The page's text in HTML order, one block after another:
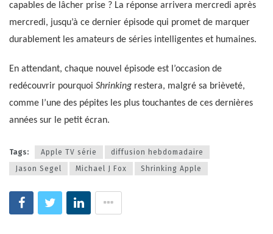
capables de lâcher prise ? La réponse arrivera mercredi après
mercredi, jusqu’à ce dernier épisode qui promet de marquer
durablement les amateurs de séries intelligentes et humaines.
En attendant, chaque nouvel épisode est l’occasion de
redécouvrir pourquoi Shrinking restera, malgré sa brièveté,
comme l’une des pépites les plus touchantes de ces dernières
années sur le petit écran.
Tags: Apple TV série
diffusion hebdomadaire
Jason Segel
Michael J Fox Shrinking Apple